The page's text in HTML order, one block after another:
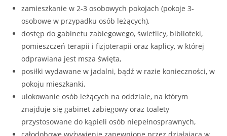
zamieszkanie w 2-3 osobowych pokojach (pokoje 3-
osobowe w przypadku osób leżących),
dostęp do gabinetu zabiegowego, świetlicy, biblioteki,
pomieszczeń terapii i fizjoterapii oraz kaplicy, w której
odprawiana jest msza święta,
posiłki wydawane w jadalni, bądź w razie konieczności, w
pokoju mieszkanki,
ulokowanie osób leżących na oddziale, na którym
znajduje się gabinet zabiegowy oraz toalety
przystosowane do kąpieli osób niepełnosprawnych,